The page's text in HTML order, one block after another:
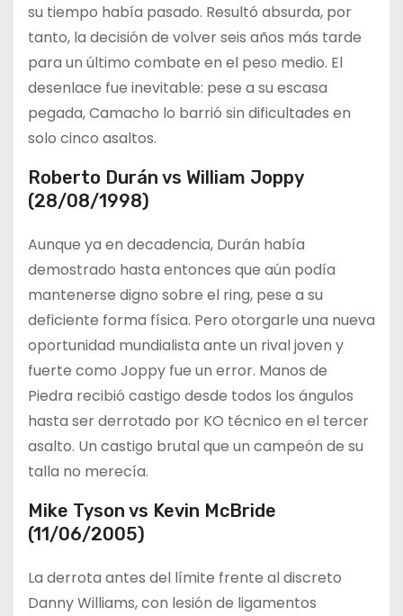
su tiempo había pasado. Resultó absurda, por
tanto, la decisión de volver seis años más tarde
para un último combate en el peso medio. El
desenlace fue inevitable: pese a su escasa
pegada, Camacho lo barrió sin dificultades en
solo cinco asaltos.
Roberto Durán vs William Joppy
(28/08/1998)
Aunque ya en decadencia, Durán había
demostrado hasta entonces que aún podía
mantenerse digno sobre el ring, pese a su
deficiente forma física. Pero otorgarle una nueva
oportunidad mundialista ante un rival joven y
fuerte como Joppy fue un error. Manos de
Piedra recibió castigo desde todos los ángulos
hasta ser derrotado por KO técnico en el tercer
asalto. Un castigo brutal que un campeón de su
talla no merecía.
Mike Tyson vs Kevin McBride
(11/06/2005)
La derrota antes del límite frente al discreto
Danny Williams, con lesión de ligamentos